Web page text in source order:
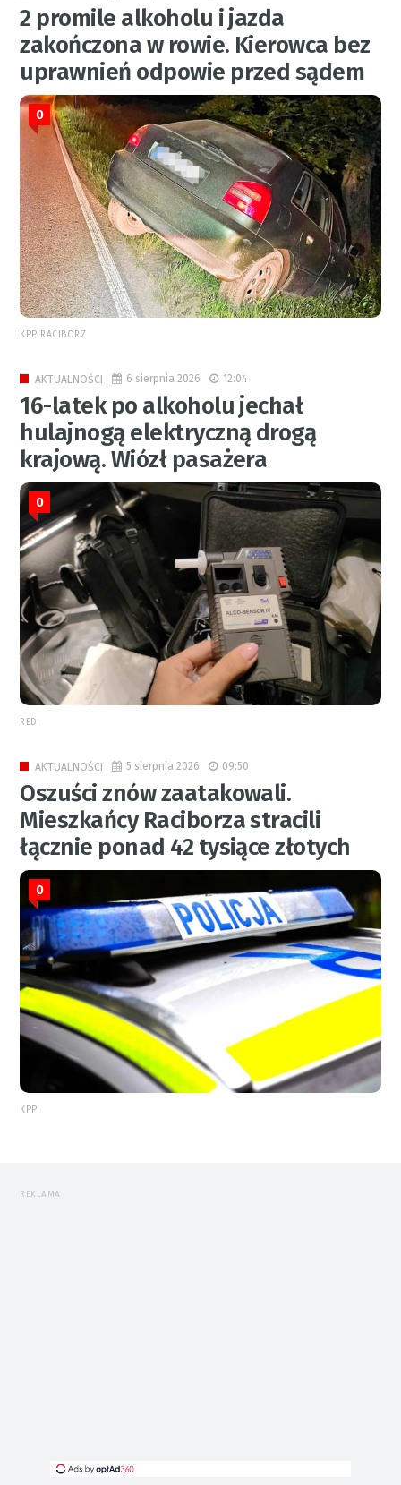
2 promile alkoholu i jazda
zakończona w rowie. Kierowca bez
uprawnień odpowie przed sądem
0
KPP RACIBÓRZ
AKTUALNOŚCI 6 sierpnia 2026 12:04
16-latek po alkoholu jechał
hulajnogą elektryczną drogą
krajową. Wiózł pasażera
0
RED.
AKTUALNOŚCI 5 sierpnia 2026 09:50
Oszuści znów zaatakowali.
Mieszkańcy Raciborza stracili
łącznie ponad 42 tysiące złotych
0
KPP
REKLAMA